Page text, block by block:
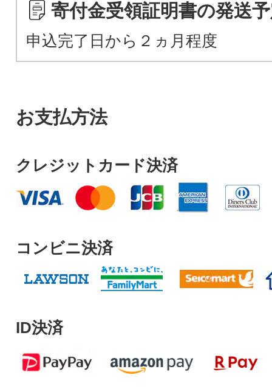
寄付金受領証明書の発送
申込完了日から２ヵ月程度
お支払方法
クレジットカード決済
コンビニ決済
ID決済